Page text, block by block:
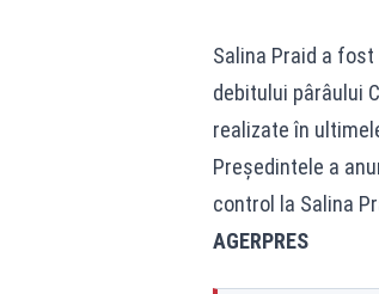
Salina Praid a
debitului pârâului
realizate în
Președintele a
control la Salina
AGERPRES